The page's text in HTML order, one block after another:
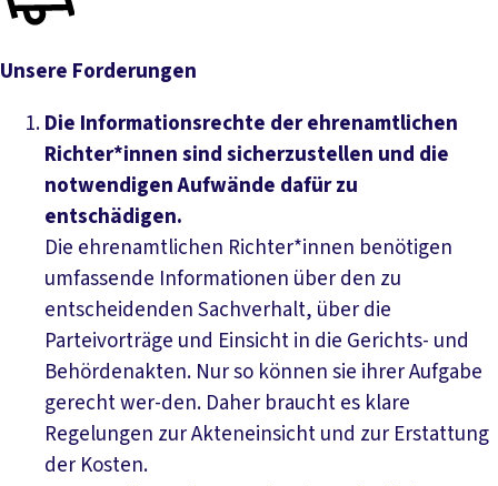
Unsere Forderungen
Die Informationsrechte der ehrenamtlichen
Richter*innen sind sicherzustellen und die
notwendigen Aufwände dafür zu
entschädigen.
Die ehrenamtlichen Richter*innen benötigen
umfassende Informationen über den zu
entscheidenden Sachverhalt, über die
Parteivorträge und Einsicht in die Gerichts- und
Behördenakten. Nur so können sie ihrer Aufgabe
gerecht wer-den. Daher braucht es klare
Regelungen zur Akteneinsicht und zur Erstattung
der Kosten.